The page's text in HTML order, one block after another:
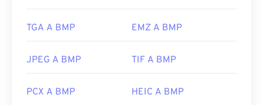
TGA A BMP EMZ A BMP
JPEG A BMP TIF A BMP
PCX A BMP HEIC A BMP